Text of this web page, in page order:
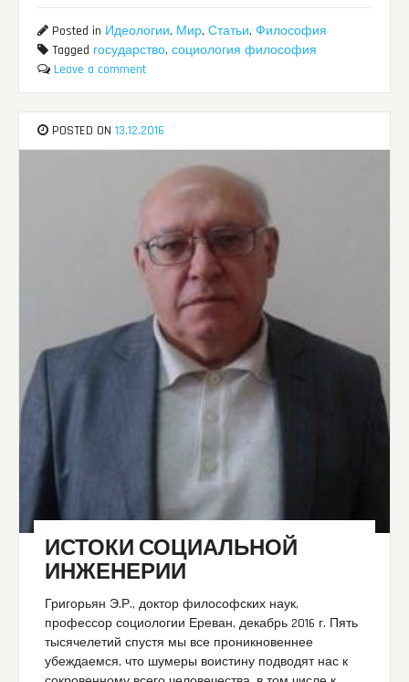
Posted in Идеологии, Мир,Статьи,Философия
Tagged государство,социология философия
Leave a comment
POSTED ON13.12.2016
ИСТОКИ СОЦИАЛЬНОЙ
ИНЖЕНЕРИИ
Григорьян Э.Р., доктор философских наук,
профессор социологии Ереван, декабрь 2016 г. Пять
тысячелетий спустя мы все проникновеннее
убеждаемся, что шумеры воистину подводят нас к